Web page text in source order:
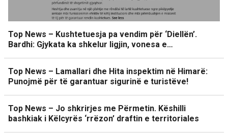
Top News – Kushtetuesja pa vendim për ‘Diellën’.
Bardhi: Gjykata ka shkelur ligjin, vonesa e…
Top News – Lamallari dhe Hita inspektim në Himarë:
Punojmë për të garantuar sigurinë e turistëve!
Top News – Jo shkrirjes me Përmetin. Këshilli
bashkiak i Këlcyrës ‘rrëzon’ draftin e territoriales